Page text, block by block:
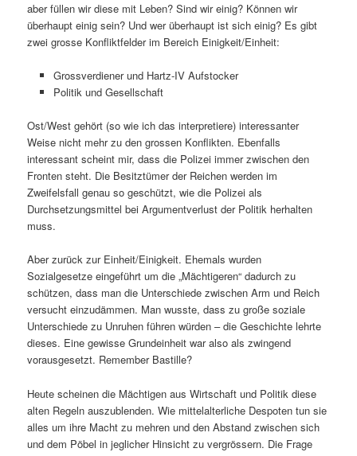
aber füllen wir diese mit Leben? Sind wir einig? Können wir
überhaupt einig sein? Und wer überhaupt ist sich einig? Es gibt
zwei grosse Konfliktfelder im Bereich Einigkeit/Einheit:
Grossverdiener und Hartz-IV Aufstocker
Politik und Gesellschaft
Ost/West gehört (so wie ich das interpretiere) interessanter
Weise nicht mehr zu den grossen Konflikten. Ebenfalls
interessant scheint mir, dass die Polizei immer zwischen den
Fronten steht. Die Besitztümer der Reichen werden im
Zweifelsfall genau so geschützt, wie die Polizei als
Durchsetzungsmittel bei Argumentverlust der Politik herhalten
muss.
Aber zurück zur Einheit/Einigkeit. Ehemals wurden
Sozialgesetze eingeführt um die „Mächtigeren“ dadurch zu
schützen, dass man die Unterschiede zwischen Arm und Reich
versucht einzudämmen. Man wusste, dass zu große soziale
Unterschiede zu Unruhen führen würden – die Geschichte lehrte
dieses. Eine gewisse Grundeinheit war also als zwingend
vorausgesetzt. Remember Bastille?
Heute scheinen die Mächtigen aus Wirtschaft und Politik diese
alten Regeln auszublenden. Wie mittelalterliche Despoten tun sie
alles um ihre Macht zu mehren und den Abstand zwischen sich
und dem Pöbel in jeglicher Hinsicht zu vergrössern. Die Frage